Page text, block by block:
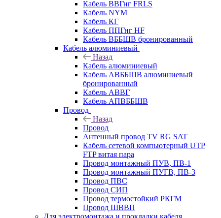
Кабель ВВГнг FRLS
Кабель NYM
Кабель КГ
Кабель ППГнг HF
Кабель ВББШВ бронированный
Кабель алюминиевый
Назад
Кабель алюминиевый
Кабель АВББШВ алюминиевый
бронированный
Кабель АВВГ
Кабель АПВББШВ
Провод
Назад
Провод
Антенный провод TV RG SAT
Кабель сетевой компьютерный UTP
FTP витая пара
Провод монтажный ПУВ, ПВ-1
Провод монтажный ПУГВ, ПВ-3
Провод ПВС
Провод СИП
Провод термостойкий РКГМ
Провод ШВВП
Для электромонтажа и прокладки кабеля